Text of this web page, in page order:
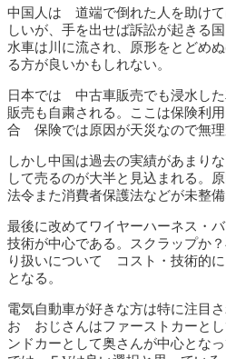
中国人は 道端で倒れた人を助けて
しいが、手を出せば訴訟が起きる
水車は川に流され、原形をとどめ
る方が良いかもしれない。
日本では 中古車販売でも浸水した
販売も自粛される。ここは保険利
合 保険では原因が天災なので無理
しかし中国は過去の実績があまり
して売るのが大半と見込まれる。
法令また消費者保護法などが未整備
最後に改めてワイヤーハーネス・
技術が中心である。スクラップか
り扱いについて コスト・技術的
となる。
電気自動車が好きな方は特に注目
お おじさんはファーストカーと
ンドカーとして奥さんが中心とな